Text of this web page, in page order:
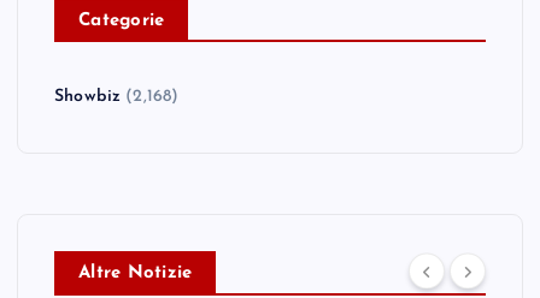
Categorie
Showbiz (2,168)
Altre Notizie